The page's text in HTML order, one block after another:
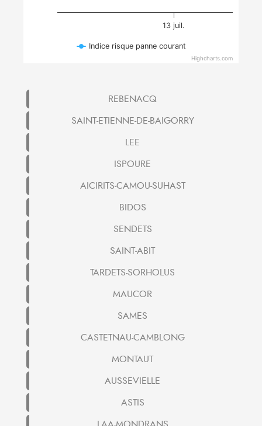
13 juil.
Indice risque panne courant
Highcharts.com
REBENACQ
SAINT-ETIENNE-DE-BAIGORRY
LEE
ISPOURE
AICIRITS-CAMOU-SUHAST
BIDOS
SENDETS
SAINT-ABIT
TARDETS-SORHOLUS
MAUCOR
SAMES
CASTETNAU-CAMBLONG
MONTAUT
AUSSEVIELLE
ASTIS